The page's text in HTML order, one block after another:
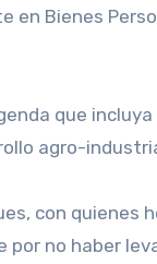
Bienes
que
agro-
con
no haber